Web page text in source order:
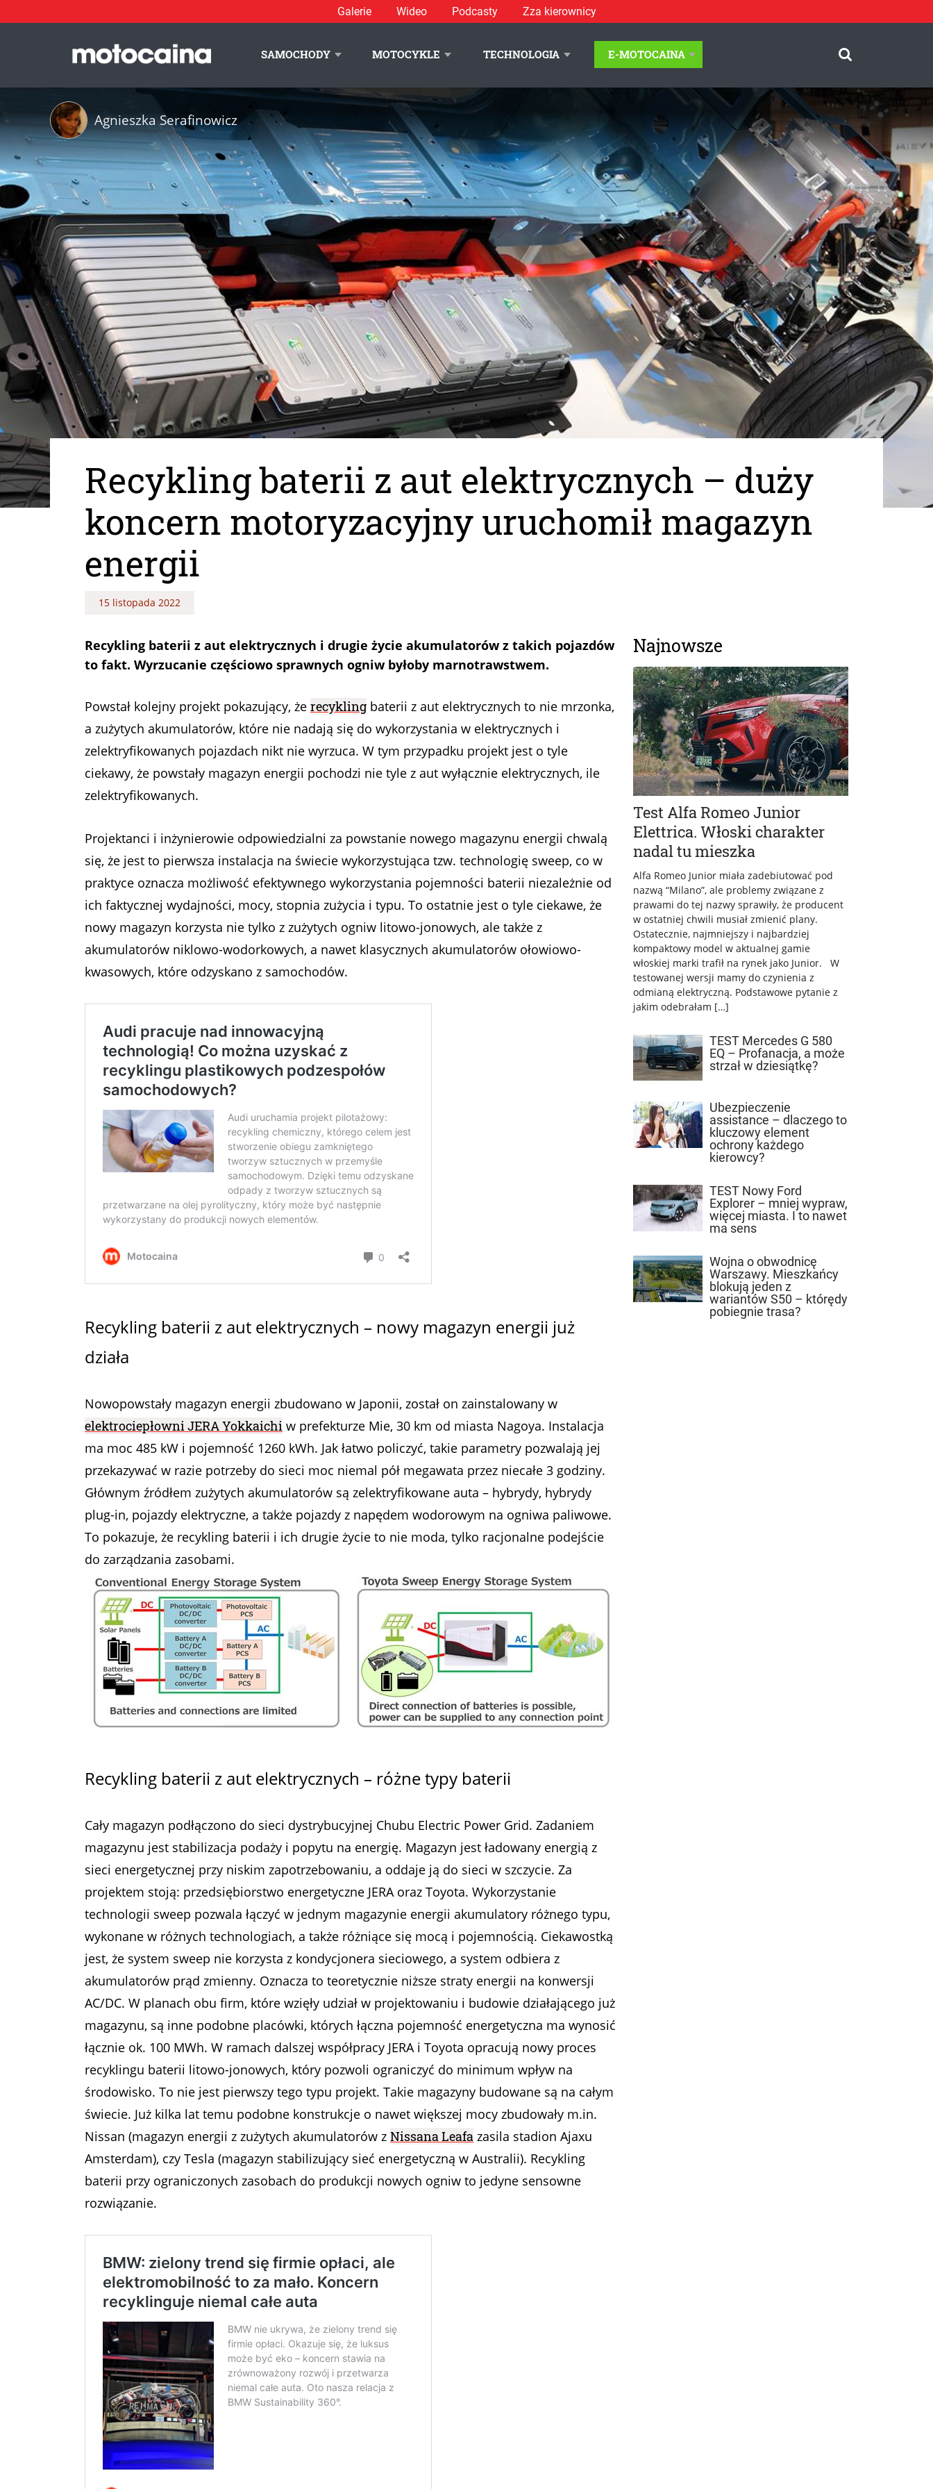
Galerie Wideo Podcasty Zza kierownicy
SAMOCHODY MOTOCYKLE TECHNOLOGIA E-MOTOCAINA
Agnieszka Serafinowicz
Recykling baterii z aut elektrycznych – duży
koncern motoryzacyjny uruchomił magazyn
energii
15 listopada 2022
Recykling baterii z aut elektrycznych i drugie życie akumulatorów z takich pojazdów
to fakt. Wyrzucanie częściowo sprawnych ogniw byłoby marnotrawstwem.
Powstał kolejny projekt pokazujący, że recykling baterii z aut elektrycznych to nie mrzonka,
a zużytych akumulatorów, które nie nadają się do wykorzystania w elektrycznych i
zelektryfikowanych pojazdach nikt nie wyrzuca. W tym przypadku projekt jest o tyle
ciekawy, że powstały magazyn energii pochodzi nie tyle z aut wyłącznie elektrycznych, ile
zelektryfikowanych.
Projektanci i inżynierowie odpowiedzialni za powstanie nowego magazynu energii chwalą
się, że jest to pierwsza instalacja na świecie wykorzystująca tzw. technologię sweep, co w
praktyce oznacza możliwość efektywnego wykorzystania pojemności baterii niezależnie od
ich faktycznej wydajności, mocy, stopnia zużycia i typu. To ostatnie jest o tyle ciekawe, że
nowy magazyn korzysta nie tylko z zużytych ogniw litowo-jonowych, ale także z
akumulatorów niklowo-wodorkowych, a nawet klasycznych akumulatorów ołowiowo-
kwasowych, które odzyskano z samochodów.
Recykling baterii z aut elektrycznych – nowy magazyn energii już
działa
Nowopowstały magazyn energii zbudowano w Japonii, został on zainstalowany w
elektrociepłowni JERA Yokkaichi w prefekturze Mie, 30 km od miasta Nagoya. Instalacja
ma moc 485 kW i pojemność 1260 kWh. Jak łatwo policzyć, takie parametry pozwalają jej
przekazywać w razie potrzeby do sieci moc niemal pół megawata przez niecałe 3 godziny.
Głównym źródłem zużytych akumulatorów są zelektryfikowane auta – hybrydy, hybrydy
plug-in, pojazdy elektryczne, a także pojazdy z napędem wodorowym na ogniwa paliwowe.
To pokazuje, że recykling baterii i ich drugie życie to nie moda, tylko racjonalne podejście
do zarządzania zasobami.
Recykling baterii z aut elektrycznych – różne typy baterii
Cały magazyn podłączono do sieci dystrybucyjnej Chubu Electric Power Grid. Zadaniem
magazynu jest stabilizacja podaży i popytu na energię. Magazyn jest ładowany energią z
sieci energetycznej przy niskim zapotrzebowaniu, a oddaje ją do sieci w szczycie. Za
projektem stoją: przedsiębiorstwo energetyczne JERA oraz Toyota. Wykorzystanie
technologii sweep pozwala łączyć w jednym magazynie energii akumulatory różnego typu,
wykonane w różnych technologiach, a także różniące się mocą i pojemnością. Ciekawostką
jest, że system sweep nie korzysta z kondycjonera sieciowego, a system odbiera z
akumulatorów prąd zmienny. Oznacza to teoretycznie niższe straty energii na konwersji
AC/DC. W planach obu firm, które wzięły udział w projektowaniu i budowie działającego już
magazynu, są inne podobne placówki, których łączna pojemność energetyczna ma wynosić
łącznie ok. 100 MWh. W ramach dalszej współpracy JERA i Toyota opracują nowy proces
recyklingu baterii litowo-jonowych, który pozwoli ograniczyć do minimum wpływ na
środowisko. To nie jest pierwszy tego typu projekt. Takie magazyny budowane są na całym
świecie. Już kilka lat temu podobne konstrukcje o nawet większej mocy zbudowały m.in.
Nissan (magazyn energii z zużytych akumulatorów z Nissana Leafa zasila stadion Ajaxu
Amsterdam), czy Tesla (magazyn stabilizujący sieć energetyczną w Australii). Recykling
baterii przy ograniczonych zasobach do produkcji nowych ogniw to jedyne sensowne
rozwiązanie.
Najnowsze
Test Alfa Romeo Junior
Elettrica. Włoski charakter
nadal tu mieszka
Alfa Romeo Junior miała zadebiutować pod
nazwą “Milano”, ale problemy związane z
prawami do tej nazwy sprawiły, że producent
w ostatniej chwili musiał zmienić plany.
Ostatecznie, najmniejszy i najbardziej
kompaktowy model w aktualnej gamie
włoskiej marki trafił na rynek jako Junior. W
testowanej wersji mamy do czynienia z
odmianą elektryczną. Podstawowe pytanie z
jakim odebrałam […]
TEST Mercedes G 580
EQ – Profanacja, a może
strzał w dziesiątkę?
Ubezpieczenie
assistance – dlaczego to
kluczowy element
ochrony każdego
kierowcy?
TEST Nowy Ford
Explorer – mniej wypraw,
więcej miasta. I to nawet
ma sens
Wojna o obwodnicę
Warszawy. Mieszkańcy
blokują jeden z
wariantów S50 – którędy
pobiegnie trasa?